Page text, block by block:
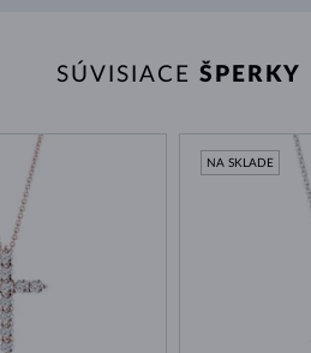
SÚVISIACE ŠPERKY
NA SKLADE